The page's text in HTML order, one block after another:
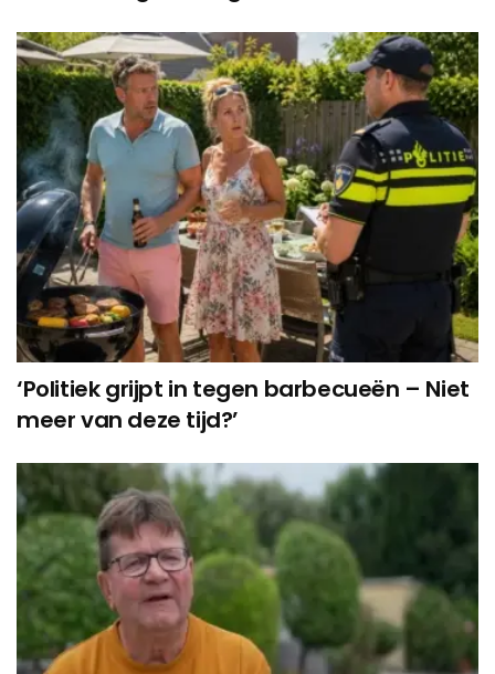
‘Politiek grijpt in tegen barbecueën – Niet
meer van deze tijd?’